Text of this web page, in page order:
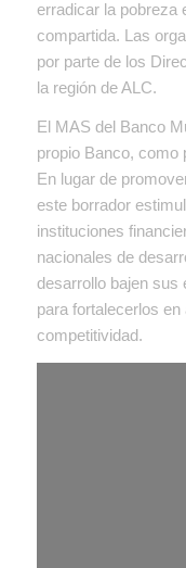
erradicar la pobreza
compartida. Las
por parte de los
la región de ALC.
El MAS del Banco
propio Banco, como
En lugar de
este borrador
instituciones
nacionales de
desarrollo bajen sus
para fortalecerlos
competitividad.